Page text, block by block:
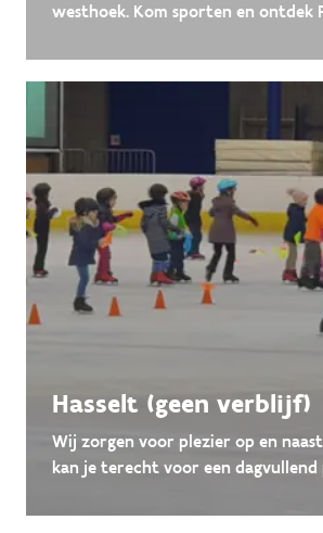
westhoek. Kom sporten en ontdek
Hasselt (geen verblijf)
Wij zorgen voor plezier op en
kan je terecht voor een dagvullend